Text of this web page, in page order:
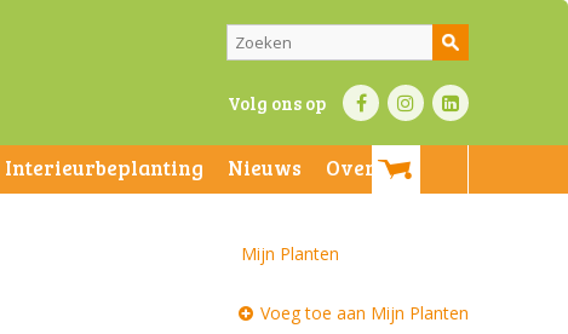
Volg ons op
Interieurbeplanting Nieuws
Over ons
Mijn Planten
Voeg toe aan Mijn Planten